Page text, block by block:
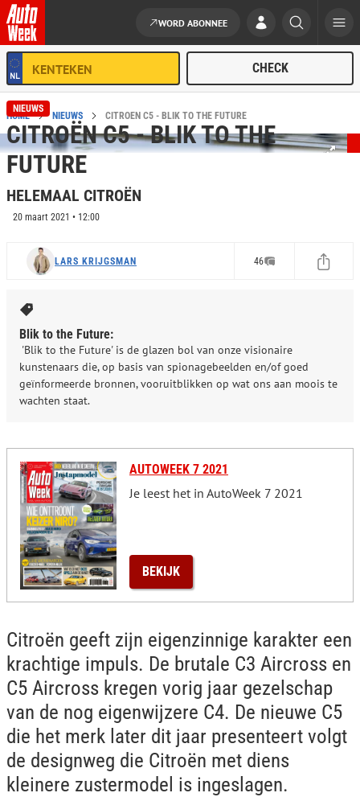
Ga naar de inhoud
WORD ABONNEE
HOME NIEUWS CITROËN C5 - BLIK TO THE FUTURE
NIEUWS
CITROËN C5 - BLIK TO THE
FUTURE
HELEMAAL CITROËN
20 maart 2021 • 12:00
LARS KRIJGSMAN 46
Blik to the Future:
'Blik to the Future' is de glazen bol van onze visionaire
kunstenaars die, op basis van spionagebeelden en/of goed
geïnformeerde bronnen, vooruitblikken op wat ons aan moois te
wachten staat.
AUTOWEEK 7 2021
Je leest het in AutoWeek 7 2021
BEKIJK
Citroën geeft zijn eigenzinnige karakter een
krachtige impuls. De brutale C3 Aircross en
C5 Aircross kregen vorig jaar gezelschap
van de nog eigenwijzere C4. De nieuwe C5
die het merk later dit jaar presenteert volgt
de designweg die Citroën met diens
kleinere zustermodel is ingeslagen.